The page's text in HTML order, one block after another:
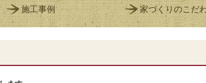
施工事例 家づくりのこだ